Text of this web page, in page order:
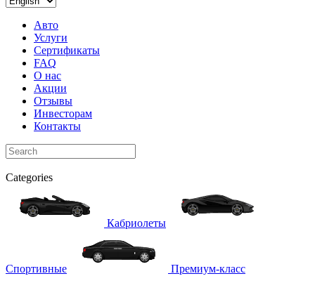
Авто
Услуги
Сертификаты
FAQ
О нас
Акции
Отзывы
Инвесторам
Контакты
Categories
Кабриолеты
Спортивные Премиум-класс